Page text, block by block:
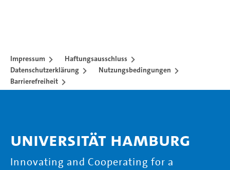
Impressum
Haftungsausschluss
Datenschutzerklärung
Nutzungsbedingungen
Barrierefreiheit
Universität Hamburg
Innovating and Cooperating for a